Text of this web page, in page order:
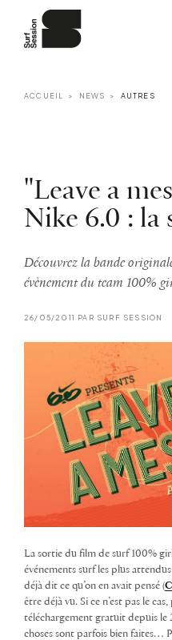
ACCUEIL NEWS AUTRES
"Leave a
Nike 6.0 : la
Découvrez la bande
évènement du team 100%
26/05/2011 PAR SURF SESSION
La sortie du film de surf 100%
événements surf les plus
déjà dit ce qu’on en avait pensé (
être déjà vu. Si ce n’est pas le
téléchargement gratuit depuis le
choses sont parfois bien faites…